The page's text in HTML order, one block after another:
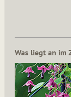
Was liegt an im